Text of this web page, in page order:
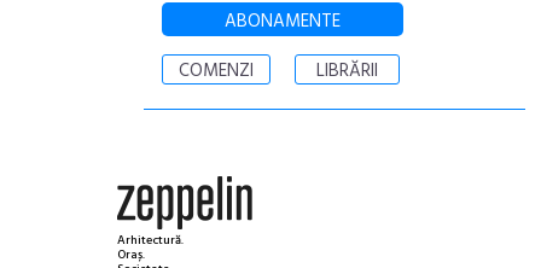
ABONAMENTE
COMENZI
LIBRĂRII
Arhitectură.
Oraș.